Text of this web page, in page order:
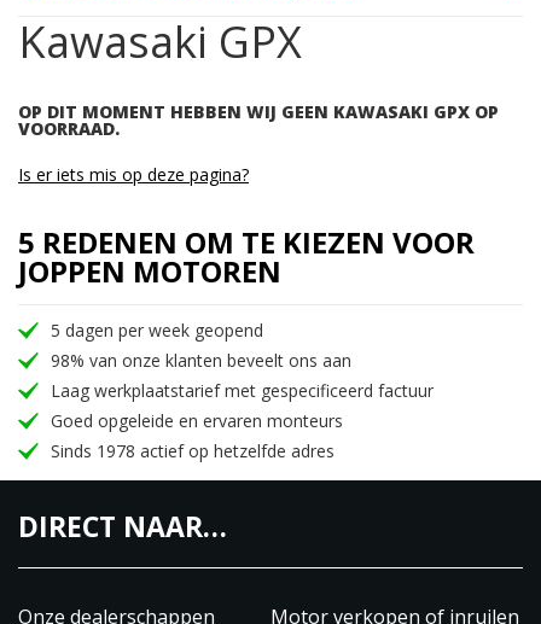
Kawasaki GPX
OP DIT MOMENT HEBBEN WIJ GEEN KAWASAKI GPX OP
VOORRAAD.
Is er iets mis op deze pagina?
5 REDENEN OM TE KIEZEN VOOR
JOPPEN MOTOREN
5 dagen per week geopend
98% van onze klanten beveelt ons aan
Laag werkplaatstarief met gespecificeerd factuur
Goed opgeleide en ervaren monteurs
Sinds 1978 actief op hetzelfde adres
DIRECT NAAR…
Onze dealerschappen
Motor verkopen of inruilen